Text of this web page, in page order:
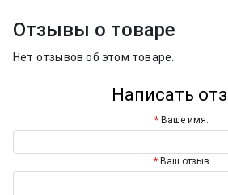
Отзывы о товаре
Нет отзывов об этом товаре.
Написать
Ваше имя:
Ваш отзыв